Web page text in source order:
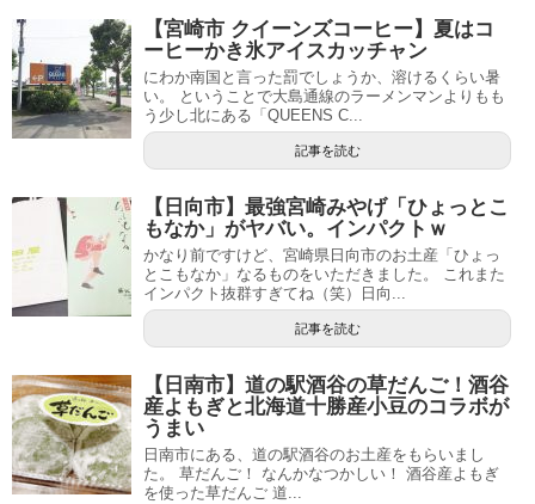
【宮崎市 クイーンズコーヒー】夏はコ
ーヒーかき氷アイスカッチャン
にわか南国と言った罰でしょうか、溶けるくらい暑
い。 ということで大島通線のラーメンマンよりもも
う少し北にある「QUEENS C...
記事を読む
【日向市】最強宮崎みやげ「ひょっとこ
もなか」がヤバい。インパクトｗ
かなり前ですけど、宮崎県日向市のお土産「ひょっ
とこもなか」なるものをいただきました。 これまた
インパクト抜群すぎてね（笑）日向...
記事を読む
【日南市】道の駅酒谷の草だんご！酒谷
産よもぎと北海道十勝産小豆のコラボが
うまい
日南市にある、道の駅酒谷のお土産をもらいまし
た。 草だんご！ なんかなつかしい！ 酒谷産よもぎ
を使った草だんご 道...